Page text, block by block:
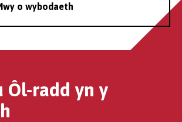
o wybodaeth
Ôl-radd yn y